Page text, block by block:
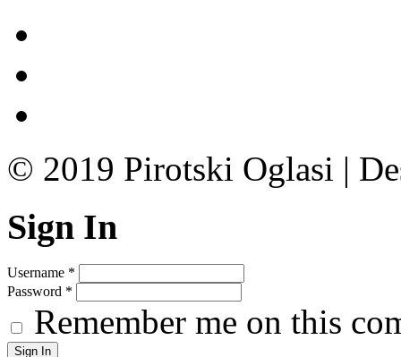
© 2019 Pirotski Oglasi |
Sign In
Username *
Password *
Remember me on this